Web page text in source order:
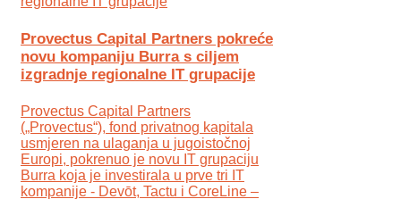
Provectus Capital Partners pokreće
novu kompaniju Burra s ciljem
izgradnje regionalne IT grupacije
Provectus Capital Partners
(„Provectus“), fond privatnog kapitala
usmjeren na ulaganja u jugoistočnoj
Europi, pokrenuo je novu IT grupaciju
Burra koja je investirala u prve tri IT
kompanije - Devōt, Tactu i CoreLine –